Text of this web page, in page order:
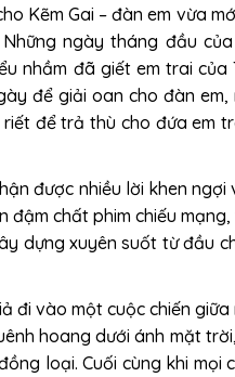
Kẽm Gai – đàn em vừa
ngày tháng đầu của
nhầm đã giết em trai của
để giải oan cho đàn em,
để trả thù cho đứa em
được nhiều lời khen ngợi
đậm chất phim chiếu mạng,
dựng xuyên suốt từ đầu
đi vào một cuộc chiến giữa
hoang dưới ánh mặt
loại. Cuối cùng khi mọi